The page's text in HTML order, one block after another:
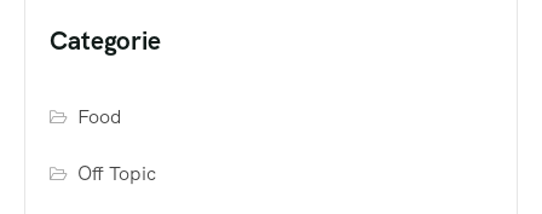
Categorie
Food
Off Topic